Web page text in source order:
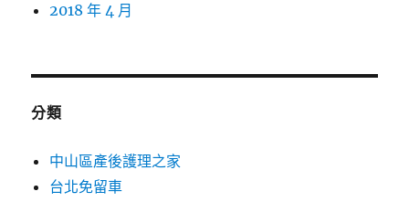
2018 年 4 月
分類
中山區產後護理之家
台北免留車